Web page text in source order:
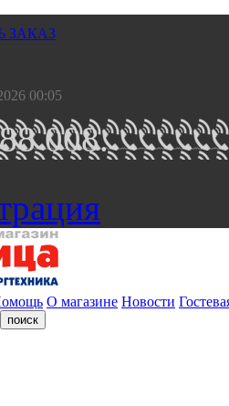
ЗАКАЗ
00:05
008.
О магазине Новости